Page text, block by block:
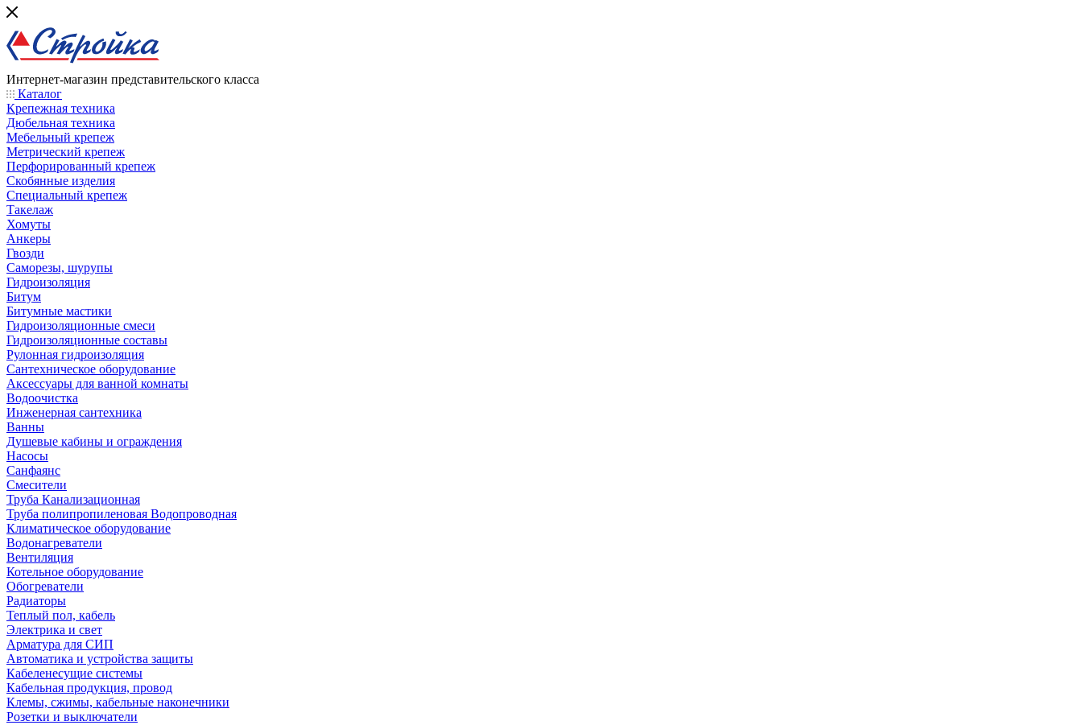
Интернет-магазин представительского класса
Каталог
Крепежная техника
Дюбельная техника
Мебельный крепеж
Метрический крепеж
Перфорированный крепеж
Скобянные изделия
Специальный крепеж
Такелаж
Хомуты
Анкеры
Гвозди
Саморезы, шурупы
Гидроизоляция
Битум
Битумные мастики
Гидроизоляционные смеси
Гидроизоляционные составы
Рулонная гидроизоляция
Сантехническое оборудование
Аксессуары для ванной комнаты
Водоочистка
Инженерная сантехника
Ванны
Душевые кабины и ограждения
Насосы
Санфаянс
Смесители
Труба Канализационная
Труба полипропиленовая Водопроводная
Климатическое оборудование
Водонагреватели
Вентиляция
Котельное оборудование
Обогреватели
Радиаторы
Теплый пол, кабель
Электрика и свет
Арматура для СИП
Автоматика и устройства защиты
Кабеленесущие системы
Кабельная продукция, провод
Клемы, сжимы, кабельные наконечники
Розетки и выключатели